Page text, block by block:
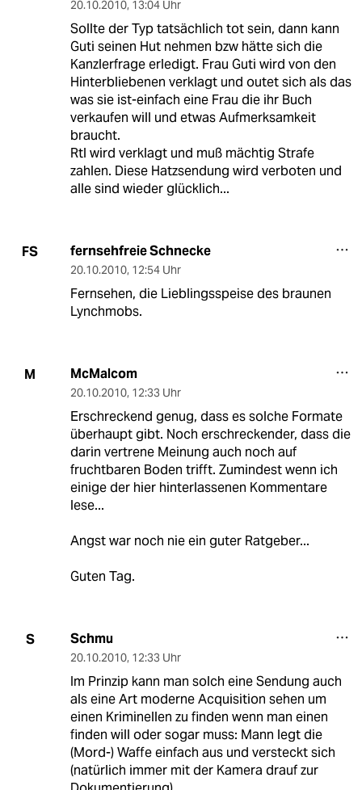
20.10.2010, 13:04 Uhr
Sollte der Typ tatsächlich tot sein, dann kann
Guti seinen Hut nehmen bzw hätte sich die
Kanzlerfrage erledigt. Frau Guti wird von den
Hinterbliebenen verklagt und outet sich als das
was sie ist-einfach eine Frau die ihr Buch
verkaufen will und etwas Aufmerksamkeit
braucht.
Rtl wird verklagt und muß mächtig Strafe
zahlen. Diese Hatzsendung wird verboten und
alle sind wieder glücklich...
FS fernsehfreie Schnecke
20.10.2010, 12:54 Uhr
Fernsehen, die Lieblingsspeise des braunen
Lynchmobs.
M McMalcom
20.10.2010, 12:33 Uhr
Erschreckend genug, dass es solche Formate
überhaupt gibt. Noch erschreckender, dass die
darin vertrene Meinung auch noch auf
fruchtbaren Boden trifft. Zumindest wenn ich
einige der hier hinterlassenen Kommentare
lese...
Angst war noch nie ein guter Ratgeber...
Guten Tag.
S Schmu
20.10.2010, 12:33 Uhr
Im Prinzip kann man solch eine Sendung auch
als eine Art moderne Acquisition sehen um
einen Kriminellen zu finden wenn man einen
finden will oder sogar muss: Mann legt die
(Mord-) Waffe einfach aus und versteckt sich
(natürlich immer mit der Kamera drauf zur